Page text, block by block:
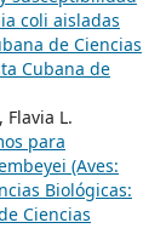
coli aisladas
de Ciencias
Cubana de
Flavia L.
para
(Aves:
Biológicas:
Ciencias